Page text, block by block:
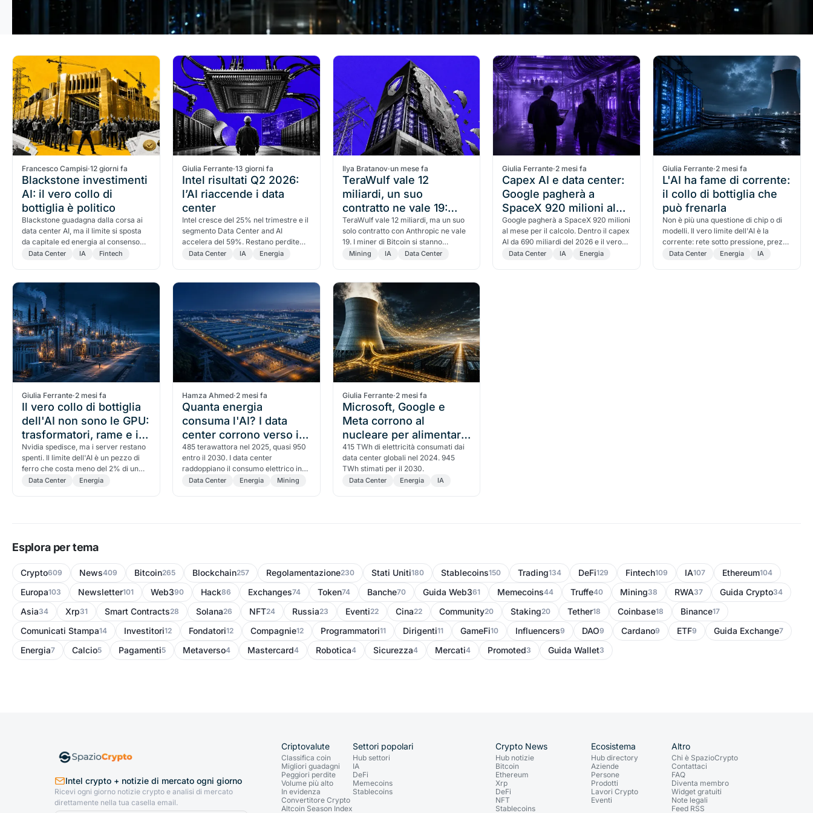
Francesco Campisi·12 giorni fa
Blackstone investimenti
AI: il vero collo di
bottiglia è politico
Blackstone guadagna dalla corsa ai
data center AI, ma il limite si sposta
da capitale ed energia al consenso
delle comunità e ai permessi.
Data Center IA Fintech
Giulia Ferrante·13 giorni fa
Intel risultati Q2 2026:
l’AI riaccende i data
center
Intel cresce del 25% nel trimestre e il
segmento Data Center and AI
accelera del 59%. Restano perdite
contabili e una sfida produttiva
Data Center IA Energia
Ilya Bratanov·un mese fa
TeraWulf vale 12
miliardi, un suo
contratto ne vale 19:
come i miner di Bitcoin
sono diventati i padroni
dell'energia per l'AI
TeraWulf vale 12 miliardi, ma un suo
solo contratto con Anthropic ne vale
19. I miner di Bitcoin si stanno
trasformando in data center per l'AI,
Mining IA Data Center
Giulia Ferrante·2 mesi fa
Capex AI e data center:
Google pagherà a
SpaceX 920 milioni al
mese per il calcolo
Google pagherà a SpaceX 920 milioni
al mese per il calcolo. Dentro il capex
AI da 690 miliardi del 2026 e il vero
collo di bottiglia: l'energia.
Data Center IA Energia
Giulia Ferrante·2 mesi fa
L'AI ha fame di corrente:
il collo di bottiglia che
può frenarla
Non è più una questione di chip o di
modelli. Il vero limite dell'AI è la
corrente: rete sotto pressione, prezzi
in salita, Europa che perde terreno.
Data Center Energia IA
Giulia Ferrante·2 mesi fa
Il vero collo di bottiglia
dell'AI non sono le GPU:
trasformatori, rame e il
monopolio cinese
Nvidia spedisce, ma i server restano
spenti. Il limite dell'AI è un pezzo di
ferro che costa meno del 2% di un
campus e si aspetta cinque anni.
Data Center Energia
Hamza Ahmed·2 mesi fa
Quanta energia
consuma l'AI? I data
center corrono verso i
950 TWh
485 terawattora nel 2025, quasi 950
entro il 2030. I data center
raddoppiano il consumo elettrico in
cinque anni e l'AI è il motore. Le cifre
Data Center Energia Mining
Giulia Ferrante·2 mesi fa
Microsoft, Google e
Meta corrono al
nucleare per alimentare
l'AI. Il dato che spiega
l'urgenza
415 TWh di elettricità consumati dai
data center globali nel 2024. 945
TWh stimati per il 2030.
Data Center Energia IA
Esplora per tema
Crypto609 News409 Bitcoin265 Blockchain257 Regolamentazione230 Stati Uniti180 Stablecoins150 Trading134 DeFi129 Fintech109 IA107 Ethereum104
Europa103 Newsletter101 Web390 Hack86 Exchanges74 Token74 Banche70 Guida Web361 Memecoins44 Truffe40 Mining38 RWA37 Guida Crypto34
Asia34 Xrp31 Smart Contracts28 Solana26 NFT24 Russia23 Eventi22 Cina22 Community20 Staking20 Tether18 Coinbase18 Binance17
Comunicati Stampa14 Investitori12 Fondatori12 Compagnie12 Programmatori11 Dirigenti11 GameFi10 Influencers9 DAO9 Cardano9 ETF9 Guida Exchange7
Energia7 Calcio5 Pagamenti5 Metaverso4 Mastercard4 Robotica4 Sicurezza4 Mercati4 Promoted3 Guida Wallet3
Intel crypto + notizie di mercato ogni giorno
Ricevi ogni giorno notizie crypto e analisi di mercato
direttamente nella tua casella email.
Criptovalute
Classifica coin
Migliori guadagni
Peggiori perdite
Volume più alto
In evidenza
Convertitore Crypto
Altcoin Season Index
Settori popolari
Hub settori
IA
DeFi
Memecoins
Stablecoins
Crypto News
Hub notizie
Bitcoin
Ethereum
Xrp
DeFi
NFT
Stablecoins
Ecosistema
Hub directory
Aziende
Persone
Prodotti
Lavori Crypto
Eventi
Altro
Chi è SpazioCrypto
Contattaci
FAQ
Diventa membro
Widget gratuiti
Note legali
Feed RSS